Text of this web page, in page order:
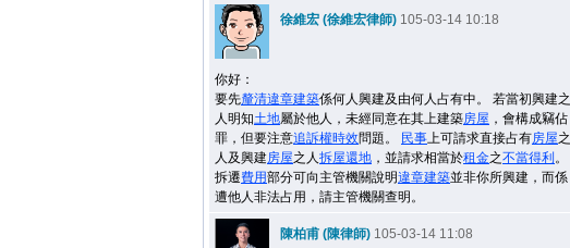
徐維宏 (徐維宏律師) 105-03-14 10:18
你好：
要先釐清違章建築係何人興建及由何人占有中。 若當初興建之
人明知土地屬於他人，未經同意在其上建築房屋 ，會構成竊佔
罪，但要注意追訴權時效問題。 民事上可請求直接占有房屋之
人及興建房屋之人拆屋還地 ，並請求相當於租金之不當得利 。
拆遷費用部分可向主管機關說明違章建築並非你所興建，而係
遭他人非法占用，請主管機關查明。
陳柏甫 (陳律師) 105-03-14 11:08